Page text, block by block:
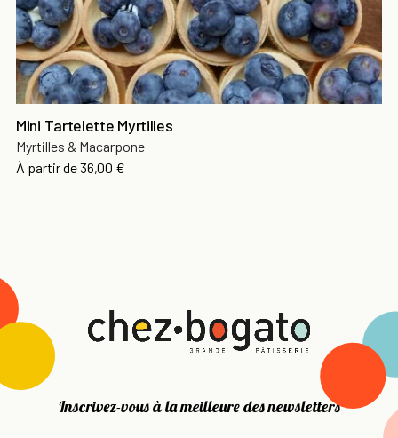
Mini Tartelette Myrtilles
Myrtilles & Macarpone
À partir de36,00 €
Inscrivez-vous à la meilleure des newsletters